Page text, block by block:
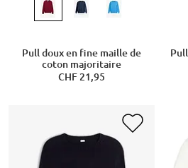
Pull doux en fine maille de
coton majoritaire
CHF 21,95